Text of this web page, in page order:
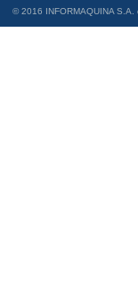
© 2016 INFORMAQUINA S.A.